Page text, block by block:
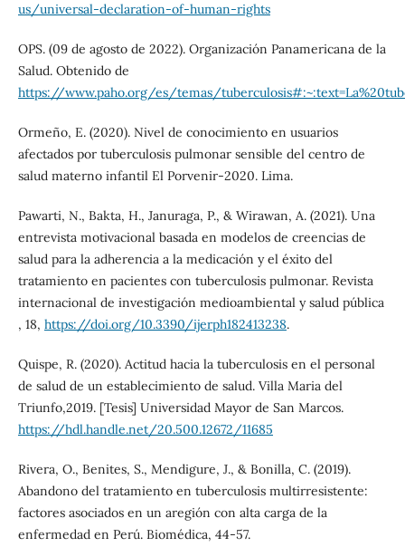
us/universal-declaration-of-human-rights
OPS. (09 de agosto de 2022). Organización Panamericana de la
Salud. Obtenido de
https://www.paho.org/es/temas/
Ormeño, E. (2020). Nivel de conocimiento en usuarios
afectados por tuberculosis pulmonar sensible del centro de
salud materno infantil El Porvenir-2020. Lima.
Pawarti, N., Bakta, H., Januraga, P., & Wirawan, A. (2021). Una
entrevista motivacional basada en modelos de creencias de
salud para la adherencia a la medicación y el éxito del
tratamiento en pacientes con tuberculosis pulmonar. Revista
internacional de investigación medioambiental y salud pública
, 18, https://doi.org/10.3390/ijerph182413238.
Quispe, R. (2020). Actitud hacia la tuberculosis en el personal
de salud de un establecimiento de salud. Villa Maria del
Triunfo,2019. [Tesis] Universidad Mayor de San Marcos.
https://hdl.handle.net/20.500.12672/11685
Rivera, O., Benites, S., Mendigure, J., & Bonilla, C. (2019).
Abandono del tratamiento en tuberculosis multirresistente:
factores asociados en un aregión con alta carga de la
enfermedad en Perú. Biomédica, 44-57.